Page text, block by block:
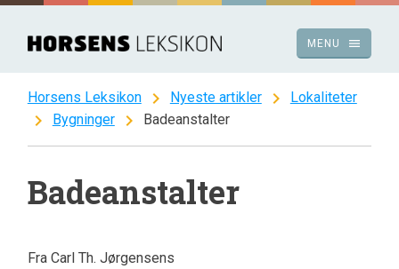
Spring
indhold
menu
MENU
Horsens Leksikon chevron_right Nyeste artikler chevron_right Lokaliteter
chevron_right Bygninger chevron_right Badeanstalter
Badeanstalter
Fra Carl Th. Jørgensens